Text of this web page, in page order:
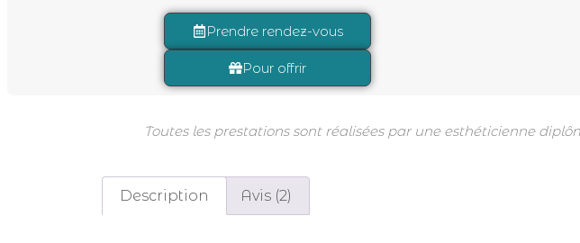
Prendre rendez-vous
Pour offrir
Toutes les prestations sont réalisées par une esthéticienne
Description Avis (2)